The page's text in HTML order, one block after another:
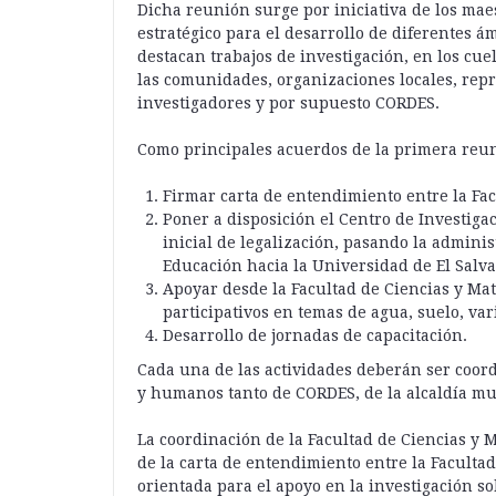
Dicha reunión surge por iniciativa de los
estratégico para el desarrollo de diferentes
destacan trabajos de investigación, en los
las comunidades, organizaciones locales,
investigadores y por supuesto CORDES.
Como principales acuerdos de la primera
Firmar carta de entendimiento entre la
Poner a disposición el Centro de
inicial de legalización, pasando la
Educación hacia la Universidad de El
Apoyar desde la Facultad de Ciencias y
participativos en temas de agua, suelo,
Desarrollo de jornadas de capacitación.
Cada una de las actividades deberán ser
y humanos tanto de CORDES, de la alcaldía
La coordinación de la Facultad de Ciencias y
de la carta de entendimiento entre la Facultad
orientada para el apoyo en la investigación